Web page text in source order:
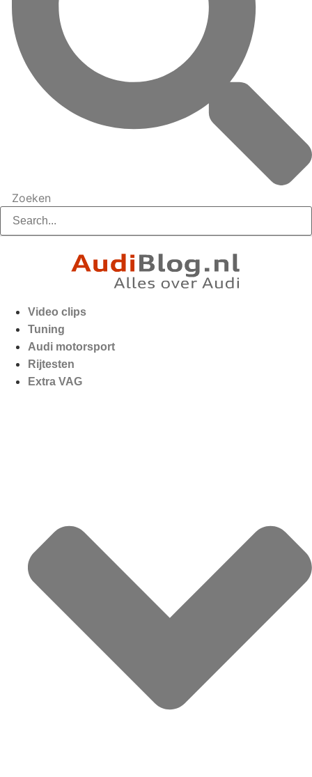
Zoeken
Video clips
Tuning
Audi motorsport
Rijtesten
Extra VAG